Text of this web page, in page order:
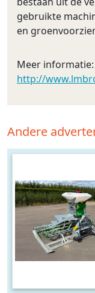
gebruikte
en
Meer informatie:
http://
Andere